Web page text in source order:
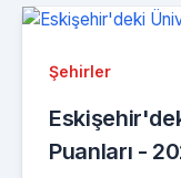
Şehirler
Puanları -